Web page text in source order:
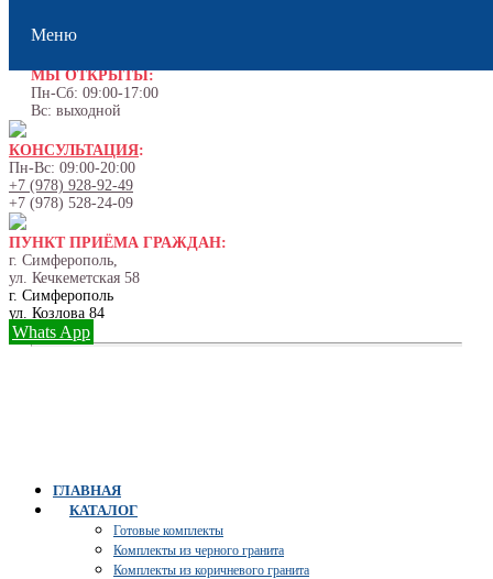
МЫ ОТКРЫТЫ:
Пн-Сб: 09:00-17:00
Вс: выходной
КОНСУЛЬТАЦИЯ:
Пн-Вс: 09:00-20:00
+7 (978) 928-92-49
+7 (978) 528-24-09
ПУНКТ ПРИЁМА ГРАЖДАН:
г. Симферополь,
ул. Кечкеметская 58
г. Симферополь
ул. Козлова 84
Whats App
ГЛАВНАЯ
КАТАЛОГ
Готовые комплекты
Комплекты из черного гранита
Комплекты из коричневого гранита
Меню